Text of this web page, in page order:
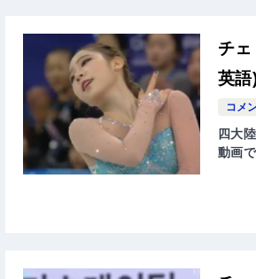
チ
英語
コメ
四大
動画で